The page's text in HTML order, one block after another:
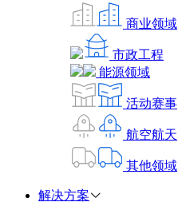
商业领域
市政工程
能源领域
活动赛事
航空航天
其他领域
解决方案